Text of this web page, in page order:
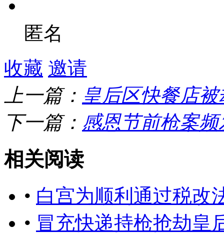
匿名
收藏 邀请
上一篇： 皇后区快餐店
下一篇： 感恩节前枪案
相关阅读
• 白宫为顺利通过税改
• 冒充快递持枪抢劫皇